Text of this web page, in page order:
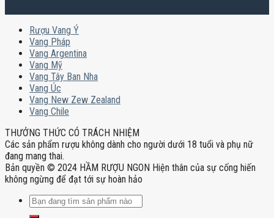
Rượu Vang Ý
Vang Pháp
Vang Argentina
Vang Mỹ
Vang Tây Ban Nha
Vang Úc
Vang New Zew Zealand
Vang Chile
THƯỞNG THỨC CÓ TRÁCH NHIỆM
Các sản phẩm rượu không dành cho người dưới 18 tuổi và phụ nữ
đang mang thai.
Bản quyền © 2024 HẦM RƯỢU NGON Hiện thân của sự cống hiến
không ngừng để đạt tới sự hoàn hảo
Tìm
kiếm: